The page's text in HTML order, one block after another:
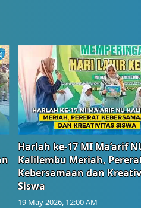
Harlah ke-17 MI Ma’arif
Kalilembu Meriah,
Kebersamaan dan
Siswa
19 May 2026, 12:00 AM